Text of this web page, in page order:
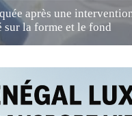
après une
sur la forme et le fond